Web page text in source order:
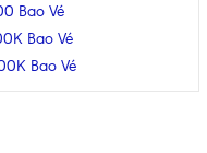
Bao Vé
Bao Vé
Bao Vé